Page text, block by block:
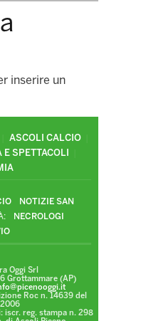
inserire un
ASCOLI CALCIO
E SPETTACOLI
NOTIZIE SAN
NECROLOGI
Oggi Srl
Grottammare (AP)
Roc n. 14639 del
iscr. reg. stampa n. 298